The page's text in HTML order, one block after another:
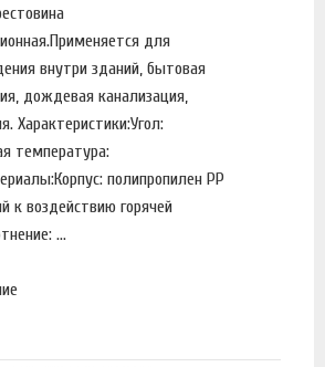
для
внутри зданий, бытовая
дождевая канализация,
Характеристики:Угол:
температура:
полипропилен PP
к воздействию горячей
...